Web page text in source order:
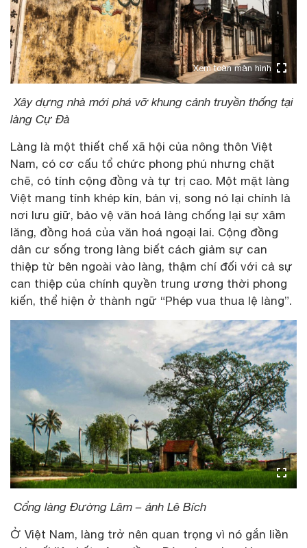
Xem toàn màn hình
Xây dựng nhà mới phá vỡ khung cảnh truyền thống tại
làng Cự Đà
Làng là một thiết chế xã hội của nông thôn Việt
Nam, có cơ cấu tổ chức phong phú nhưng chặt
chẽ, có tính cộng đồng và tự trị cao. Một mặt làng
Việt mang tính khép kín, bản vị, song nó lại chính là
nơi lưu giữ, bảo vệ văn hoá làng chống lại sự xâm
lăng, đồng hoá của văn hoá ngoại lai. Cộng đồng
dân cư sống trong làng biết cách giảm sự can
thiệp từ bên ngoài vào làng, thậm chí đối với cả sự
can thiệp của chính quyền trung ương thời phong
kiến, thể hiện ở thành ngữ “Phép vua thua lệ làng”.
Cổng làng Đường Lâm – ảnh Lê Bích
Ở Việt Nam, làng trở nên quan trọng vì nó gắn liền